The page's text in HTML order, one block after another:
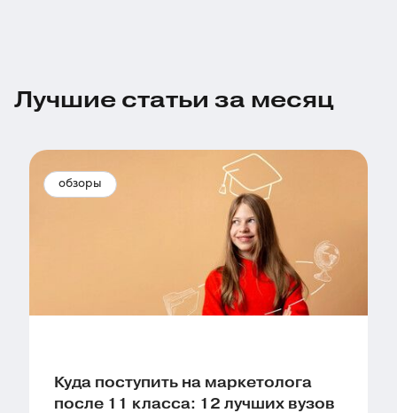
Лучшие статьи за месяц
обзоры
Куда поступить на маркетолога
после 11 класса: 12 лучших вузов